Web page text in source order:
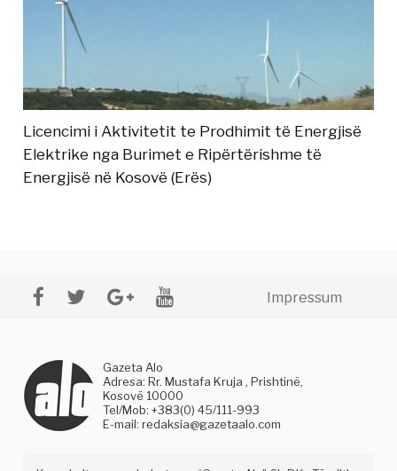
Licencimi i Aktivitetit te Prodhimit të Energjisë
Elektrike nga Burimet e Ripërtërishme të
Energjisë në Kosovë (Erës)
Impressum
Gazeta Alo
Adresa: Rr. Mustafa Kruja , Prishtinë,
Kosovë 10000
Tel/Mob: +383(0) 45/111-993
E-mail:redaksia@gazetaalo.com